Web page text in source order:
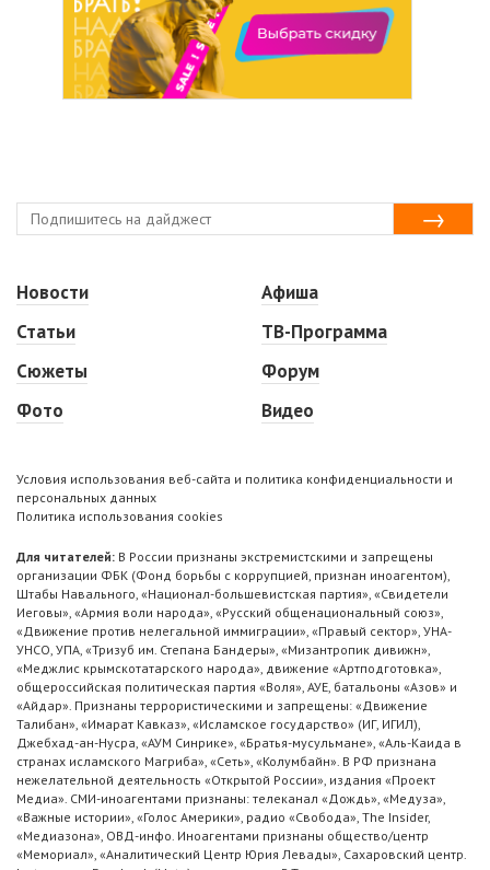
Новости
Статьи
Сюжеты
Фото
Афиша
ТВ-Программа
Форум
Видео
Условия использования веб-сайта и политика конфиденциальности и
персональных данных
Политика использования cookies
Для читателей: В России признаны экстремистскими и запрещены
организации ФБК (Фонд борьбы с коррупцией, признан иноагентом),
Штабы Навального, «Национал-большевистская партия», «Свидетели
Иеговы», «Армия воли народа», «Русский общенациональный союз»,
«Движение против нелегальной иммиграции», «Правый сектор», УНА-
УНСО, УПА, «Тризуб им. Степана Бандеры», «Мизантропик дивижн»,
«Меджлис крымскотатарского народа», движение «Артподготовка»,
общероссийская политическая партия «Воля», АУЕ, батальоны «Азов» и
«Айдар». Признаны террористическими и запрещены: «Движение
Талибан», «Имарат Кавказ», «Исламское государство» (ИГ, ИГИЛ),
Джебхад-ан-Нусра, «АУМ Синрике», «Братья-мусульмане», «Аль-Каида в
странах исламского Магриба», «Сеть», «Колумбайн». В РФ признана
нежелательной деятельность «Открытой России», издания «Проект
Медиа». СМИ-иноагентами признаны: телеканал «Дождь», «Медуза»,
«Важные истории», «Голос Америки», радио «Свобода», The Insider,
«Медиазона», ОВД-инфо. Иноагентами признаны общество/центр
«Мемориал», «Аналитический Центр Юрия Левады», Сахаровский центр.